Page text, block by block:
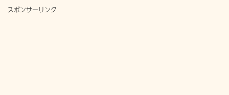
スポンサーリンク